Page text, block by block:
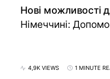
Нові можливості
Німеччині:
4,9K VIEWS 1 MINUTE